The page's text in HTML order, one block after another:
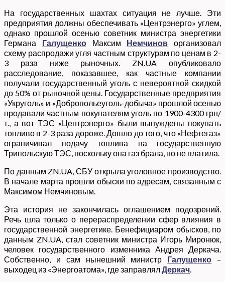
На государственных шахтах ситуация не лучше. Эти
предприятия должны обеспечивать «Центрэнерго» углем,
однако прошлой осенью советник министра энергетики
Германа ГалущенкоМаксим Немчинов организовал
схему распродажи угля частным структурам по ценам в 2-
3 раза ниже рыночных. ZN.UA опубликовало
расследование, показавшее, как частные компании
получали государственный уголь с невероятной скидкой
до 50% от рыночной цены. Государственные предприятия
«Укруголь» и «Добропольеуголь-добыча» прошлой осенью
продавали частным покупателям уголь по 1900-4300 грн/
т., а вот ТЭС «Центрэнерго» были вынуждены покупать
топливо в 2-3 раза дороже. Дошло до того, что «Нефтегаз»
ограничивал подачу топлива на государственную
Трипольскую ТЭС, поскольку она газ брала, но не платила.
По данным ZN.UA, СБУ открыла уголовное производство.
В начале марта прошли обыски по адресам, связанным с
Максимом Немчиновым.
Эта история не закончилась оглашением подозрений.
Речь шла только о перераспределении сфер влияния в
государственной энергетике. Бенефициаром обысков, по
данным ZN.UA, стал советник министра Игорь Миронюк,
человек государственного изменника Андрея Деркача.
Собственно, и сам нынешний министр Галущенко –
выходец из «Энергоатома», где заправлялДеркач.